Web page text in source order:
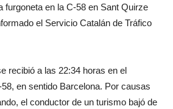
furgoneta en la C-58 en Sant Quirze
el Servicio Catalán de Tráfico
recibió a las 22:34 horas en el
en sentido Barcelona. Por causas
el conductor de un turismo bajó de